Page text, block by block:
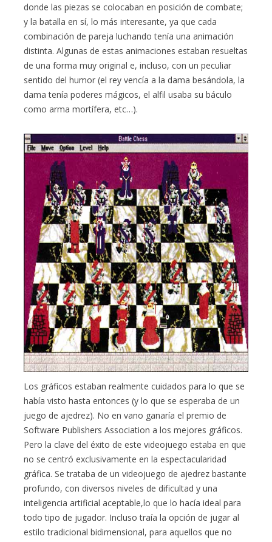
donde las piezas se colocaban en posición de combate;
y la batalla en sí, lo más interesante, ya que cada
combinación de pareja luchando tenía una animación
distinta. Algunas de estas animaciones estaban resueltas
de una forma muy original e, incluso, con un peculiar
sentido del humor (el rey vencía a la dama besándola, la
dama tenía poderes mágicos, el alfil usaba su báculo
como arma mortífera, etc…).
Los gráficos estaban realmente cuidados para lo que se
había visto hasta entonces (y lo que se esperaba de un
juego de ajedrez). No en vano ganaría el premio de
Software Publishers Association a los mejores gráficos.
Pero la clave del éxito de este videojuego estaba en que
no se centró exclusivamente en la espectacularidad
gráfica. Se trataba de un videojuego de ajedrez bastante
profundo, con diversos niveles de dificultad y una
inteligencia artificial aceptable,lo que lo hacía ideal para
todo tipo de jugador. Incluso traía la opción de jugar al
estilo tradicional bidimensional, para aquellos que no